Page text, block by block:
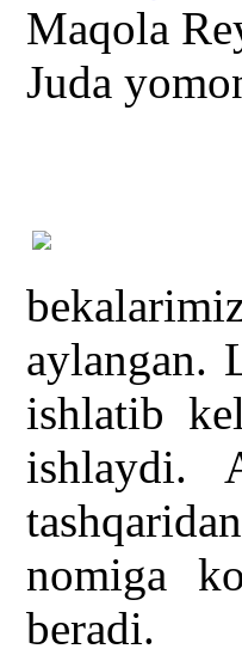
Maqola
Juda
aylangan.
ishlatib
ishlaydi.
nomiga
beradi.